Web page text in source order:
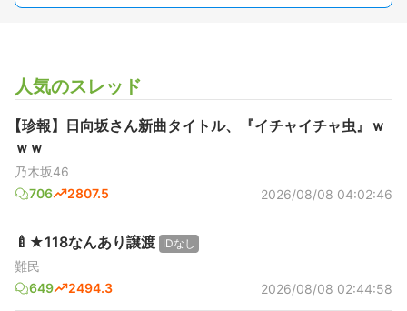
人気のスレッド
【珍報】日向坂さん新曲タイトル、『イチャイチャ虫』ｗ
ｗｗ
乃木坂46
706
2807.5 2026/08/08 04:02:46
🍼★118なんあり譲渡 IDなし
難民
649
2494.3 2026/08/08 02:44:58